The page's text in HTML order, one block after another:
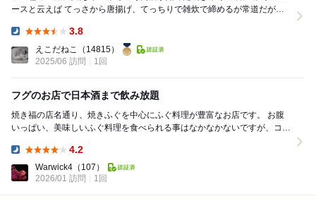
ースと云えば てっさから唐揚げ、てっちりで雑炊で締めるが常道だが、
3.8
えこだねこ
（14815）
2025/06 訪問
1回
フグのお店で日本酒まで飲み放題
焼き福の店名通り、焼きふぐを中心にふぐ料理が豊富なお店です。 お腹
いっぱい、美味しいふぐ料理を食べられる事はなかなかないですが、コー
4.2
Warwick4 （107）
2026/01 訪問
1回